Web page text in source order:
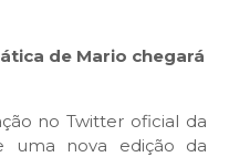
de Mario chegará
no Twitter oficial da
uma nova edição da